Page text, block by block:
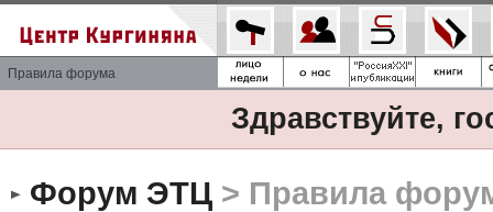
Правила форума
Здравствуйте,
Форум ЭТЦ> Правила